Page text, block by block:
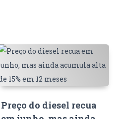
Preço do diesel recua